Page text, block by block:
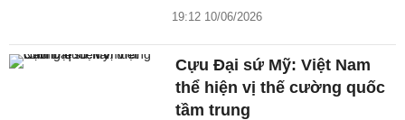
19:12 10/06/2026
Cựu Đại sứ Mỹ: Việt Nam
thể hiện vị thế cường quốc
tầm trung